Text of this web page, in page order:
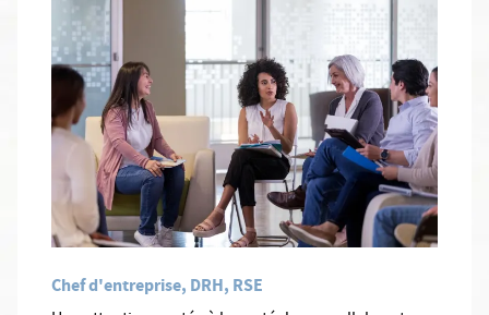
Chef d'entreprise, DRH, RSE